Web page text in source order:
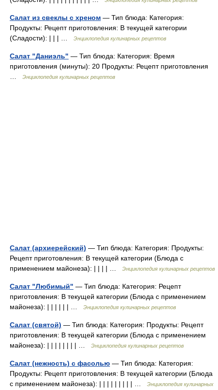
Салат из свеклы с хреном — Тип блюда: Категория:
Продукты: Рецепт приготовления: В текущей категории
(Сладости): | | | …
Энциклопедия кулинарных рецептов
Салат "Даниэль" — Тип блюда: Категория: Время
приготовления (минуты): 20 Продукты: Рецепт приготовления
Энциклопедия кулинарных рецептов
Салат (архиерейский) — Тип блюда: Категория: Продукты:
Рецепт приготовления: В текущей категории (Блюда с
применением майонеза): | | | | …
Энциклопедия кулинарных рецептов
Салат "Любимый" — Тип блюда: Категория: Рецепт
приготовления: В текущей категории (Блюда с применением
майонеза): | | | | | | …
Энциклопедия кулинарных рецептов
Салат (святой) — Тип блюда: Категория: Продукты: Рецепт
приготовления: В текущей категории (Блюда с применением
майонеза): | | | | | | | | …
Энциклопедия кулинарных рецептов
Салат (нежность) с фасолью — Тип блюда: Категория:
Продукты: Рецепт приготовления: В текущей категории (Блюда
с применением майонеза): | | | | | | | | | …
Энциклопедия кулинарных